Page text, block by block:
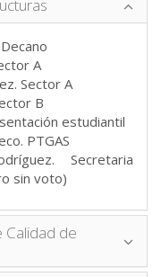
A
Sector A
B
estudiantil
PTGAS
Secretaria
sin voto)
Calidad de